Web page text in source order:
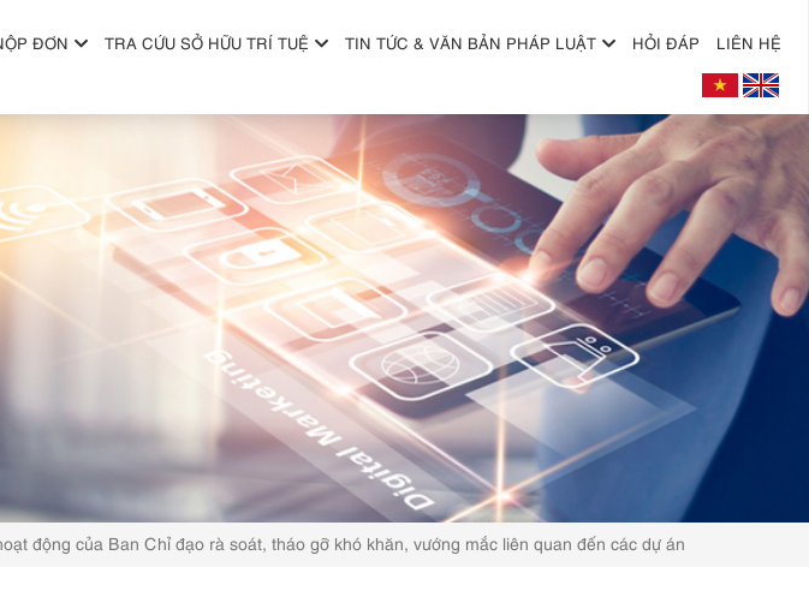
+
+
+
ĐƠN TRA CỨU SỞ HỮU TRÍ TUỆ TIN TỨC & VĂN BẢN PHÁP LUẬT HỎI ĐÁP LIÊN HỆ
động của Ban Chỉ đạo rà soát, tháo gỡ khó khăn, vướng mắc liên quan đến các dự án